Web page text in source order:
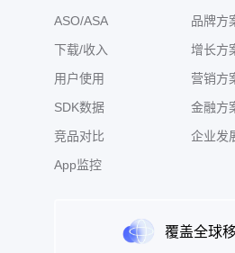
ASO/ASA
下载/收入
用户使用
SDK数据
竞品对比
App监控
品牌方
增长方
营销方
金融方
企业发
覆盖全球